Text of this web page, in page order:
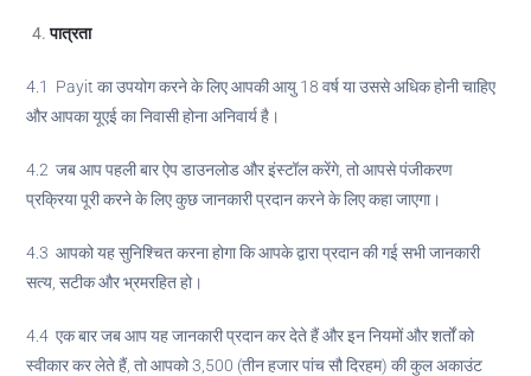
पात्रता
4.1 Payit का उपयोग करने के लिए आपकी आयु 18 वर्ष या उससे अधिक होनी चाहिए
और आपका यूएई का निवासी होना अनिवार्य है।
4.2 जब आप पहली बार ऐप डाउनलोड और इंस्टॉल करेंगे, तो आपसे पंजीकरण
प्रक्रिया पूरी करने के लिए कुछ जानकारी प्रदान करने के लिए कहा जाएगा।
4.3 आपको यह सुनिश्चित करना होगा कि आपके द्वारा प्रदान की गई सभी जानकारी
सत्य, सटीक और भ्रमरहित हो।
4.4 एक बार जब आप यह जानकारी प्रदान कर देते हैं और इन नियमों और शर्तों को
स्वीकार कर लेते हैं, तो आपको 3,500 (तीन हजार पांच सौ दिरहम) की कुल अकाउंट